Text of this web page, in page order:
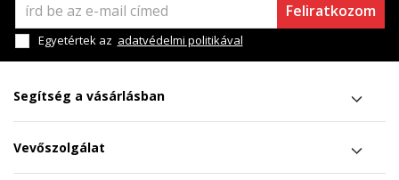
Feliratkozom
Egyetértek az adatvédelmi politikával
Segítség a vásárlásban
Vevőszolgálat